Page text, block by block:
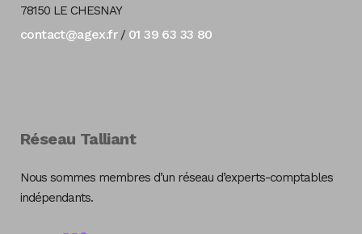
78150 LE CHESNAY
contact@agex.fr/ 01 39 63 33 80
Réseau Talliant
Nous sommes membres d’un réseau d’experts-comptables
indépendants.